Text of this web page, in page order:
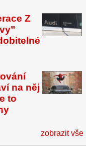
Z
na něj
to
zobrazit vše